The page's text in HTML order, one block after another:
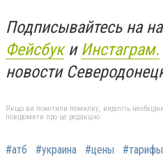
Подписывайтесь на
Фейсбуки Инстаграм.
новости
Якщо ви помітили помилку, виділіть
повідомити про це редакцію
#атб #украина #цены #тарифы